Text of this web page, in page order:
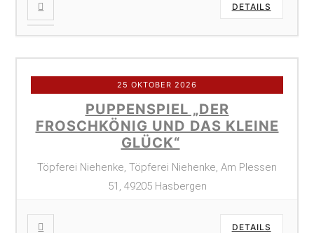
DETAILS
25 OKTOBER 2026
PUPPENSPIEL „DER
FROSCHKÖNIG UND DAS KLEINE
GLÜCK“
Töpferei Niehenke, Töpferei Niehenke, Am Plessen
51, 49205 Hasbergen
DETAILS